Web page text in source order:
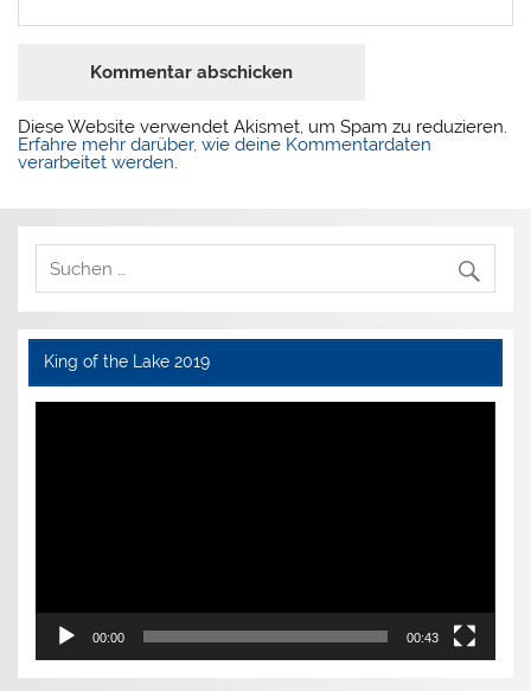
Diese Website verwendet Akismet, um Spam zu reduzieren.
Erfahre mehr darüber, wie deine Kommentardaten
verarbeitet werden.
King of the Lake 2019
00:00 00:43